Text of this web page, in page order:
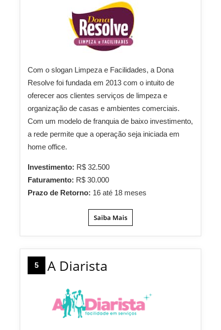
Com o slogan Limpeza e Facilidades, a Dona
Resolve foi fundada em 2013 com o intuito de
oferecer aos clientes serviços de limpeza e
organização de casas e ambientes comerciais.
Com um modelo de franquia de baixo investimento,
a rede permite que a operação seja iniciada em
home office.
Investimento: R$ 32.500
Faturamento: R$ 30.000
Prazo de Retorno: 16 até 18 meses
Saiba Mais
5 A Diarista